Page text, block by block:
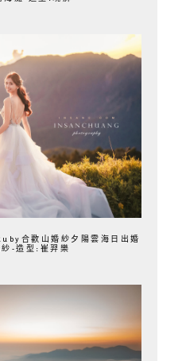
合歡山婚紗夕陽雲海日出婚
-造型:崔羿樂